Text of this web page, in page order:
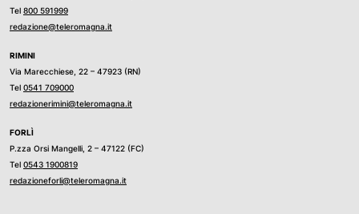
Tel 800 591999
redazione@teleromagna.it
RIMINI
Via Marecchiese, 22 – 47923 (RN)
Tel 0541 709000
redazionerimini@teleromagna.it
FORLÌ
P.zza Orsi Mangelli, 2 – 47122 (FC)
Tel 0543 1900819
redazioneforli@teleromagna.it